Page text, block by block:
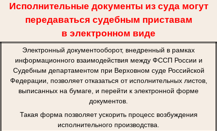
Исполнительные документы из суда могут
передаваться судебным приставам
в электронном виде
Электронный документооборот, внедренный в рамках
информационного взаимодействия между ФССП России и
Судебным департаментом при Верховном суде Российской
Федерации, позволяет отказаться от исполнительных листов,
выписанных на бумаге, и перейти к электронной форме
документов.
Такая форма позволяет ускорить процесс возбуждения
исполнительного производства.